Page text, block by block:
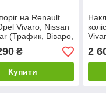
на Renault
Vivaro, Nissan
(Трафик, Віваро,
ляда,
₴
Купити
2